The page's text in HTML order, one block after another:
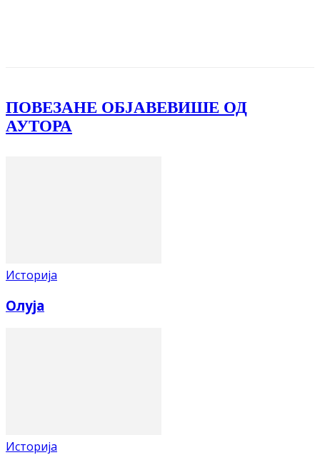
ПОВЕЗАНЕ ОБЈАВЕВИШЕ ОД
АУТОРА
Историја
Олуја
Историја